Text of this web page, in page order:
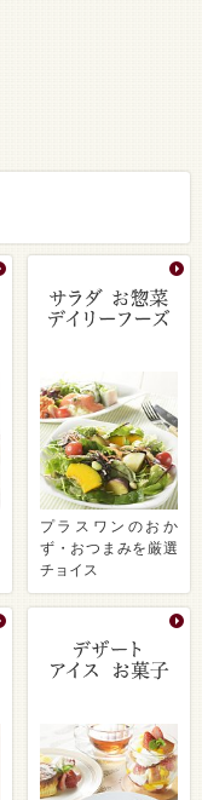
プラスワンのおか
ず・おつまみを厳選
チョイス